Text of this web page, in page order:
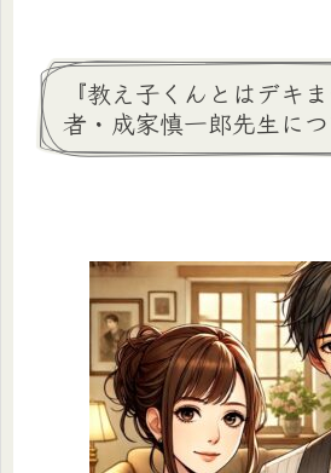
『教え子くんとはデキ
者・成家慎一郎先生に